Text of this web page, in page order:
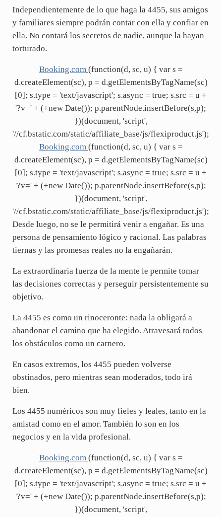
Independientemente de lo que haga la 4455, sus amigos
y familiares siempre podrán contar con ella y confiar en
ella. No contará los secretos de nadie, aunque la hayan
torturado.
Booking.com (function(d, sc, u) { var s =
d.createElement(sc), p = d.getElementsByTagName(sc)
[0]; s.type = 'text/javascript'; s.async = true; s.src = u +
'?v=' + (+new Date()); p.parentNode.insertBefore(s,p);
})(document, 'script',
'//cf.bstatic.com/static/affiliate_base/js/flexiproduct.js');
Booking.com (function(d, sc, u) { var s =
d.createElement(sc), p = d.getElementsByTagName(sc)
[0]; s.type = 'text/javascript'; s.async = true; s.src = u +
'?v=' + (+new Date()); p.parentNode.insertBefore(s,p);
})(document, 'script',
'//cf.bstatic.com/static/affiliate_base/js/flexiproduct.js');
Desde luego, no se le permitirá venir a engañar. Es una
persona de pensamiento lógico y racional. Las palabras
tiernas y las promesas reales no la engañarán.
La extraordinaria fuerza de la mente le permite tomar
las decisiones correctas y perseguir persistentemente su
objetivo.
La 4455 es como un rinoceronte: nada la obligará a
abandonar el camino que ha elegido. Atravesará todos
los obstáculos como un carnero.
En casos extremos, los 4455 pueden volverse
obstinados, pero mientras sean moderados, todo irá
bien.
Los 4455 numéricos son muy fieles y leales, tanto en la
amistad como en el amor. También lo son en los
negocios y en la vida profesional.
Booking.com (function(d, sc, u) { var s =
d.createElement(sc), p = d.getElementsByTagName(sc)
[0]; s.type = 'text/javascript'; s.async = true; s.src = u +
'?v=' + (+new Date()); p.parentNode.insertBefore(s,p);
})(document, 'script',